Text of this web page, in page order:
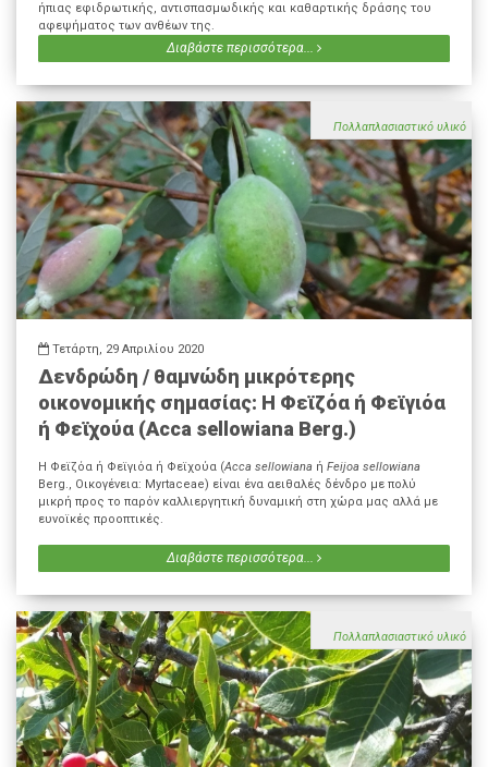
ήπιας εφιδρωτικής, αντισπασμωδικής και καθαρτικής δράσης του
αφεψήματος των ανθέων της.
Διαβάστε περισσότερα...
Πολλαπλασιαστικό υλικό
Τετάρτη, 29 Απριλίου 2020
Δενδρώδη / θαμνώδη μικρότερης
οικονομικής σημασίας: Η Φεϊζόα ή Φεϊγιόα
ή Φεϊχούα (Acca sellowiana Berg.)
Η Φεϊζόα ή Φεϊγιόα ή Φεϊχούα (Acca sellowiana ή Feijoa sellowiana
Berg., Οικογένεια: Myrtaceae) είναι ένα αειθαλές δένδρο με πολύ
μικρή προς το παρόν καλλιεργητική δυναμική στη χώρα μας αλλά με
ευνοϊκές προοπτικές.
Διαβάστε περισσότερα...
Πολλαπλασιαστικό υλικό